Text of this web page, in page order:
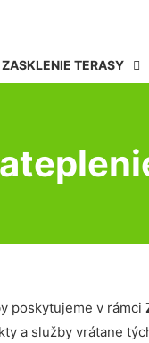
ZASKLENIE TERASY
poskytujeme v rámci
a služby vrátane